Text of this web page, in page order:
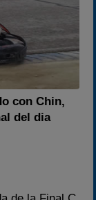
con Chin,
del dia